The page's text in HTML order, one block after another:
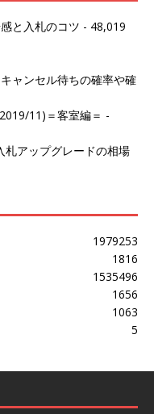
と入札のコツ - 48,019
ャンセル待ちの確率や確
11)＝客室編＝ -
アップグレードの相場
1979253
1816
1535496
1656
1063
5